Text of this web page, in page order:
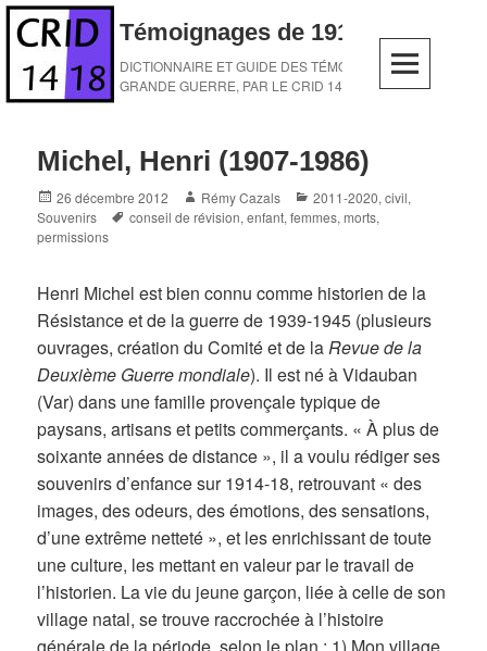
Skip
content
Témoignages de 1914-1918
DICTIONNAIRE ET GUIDE DES TÉMOINS DE LA
GRANDE GUERRE, PAR LE CRID 14-18
Michel, Henri (1907-1986)
Posted
on
26 décembre 2012 Author
Rémy Cazals Categories
2011-2020,civil,
Souvenirs
Tags
conseil de révision,enfant,femmes,morts,
permissions
Henri Michel est bien connu comme historien de la
Résistance et de la guerre de 1939-1945 (plusieurs
ouvrages, création du Comité et de laRevue de la
Deuxième Guerre mondiale). Il est né à Vidauban
(Var) dans une famille provençale typique de
paysans, artisans et petits commerçants. « À plus de
soixante années de distance », il a voulu rédiger ses
souvenirs d’enfance sur 1914-18, retrouvant « des
images, des odeurs, des émotions, des sensations,
d’une extrême netteté », et les enrichissant de toute
une culture, les mettant en valeur par le travail de
l’historien. La vie du jeune garçon, liée à celle de son
village natal, se trouve raccrochée à l’histoire